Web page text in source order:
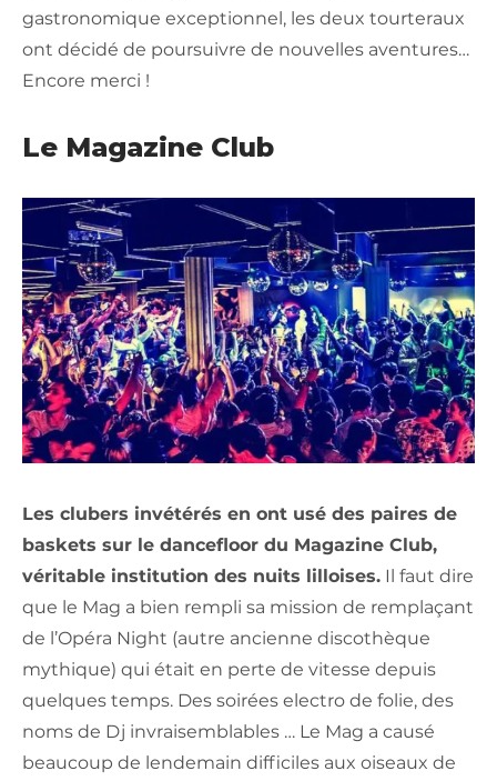
gastronomique exceptionnel, les deux tourteraux
ont décidé de poursuivre de nouvelles aventures…
Encore merci !
Le Magazine Club
Les clubers invétérés en ont usé des paires de
baskets sur le dancefloor du Magazine Club,
véritable institution des nuits lilloises. Il faut dire
que le Mag a bien rempli sa mission de remplaçant
de l’Opéra Night (autre ancienne discothèque
mythique) qui était en perte de vitesse depuis
quelques temps. Des soirées electro de folie, des
noms de Dj invraisemblables … Le Mag a causé
beaucoup de lendemain difficiles aux oiseaux de